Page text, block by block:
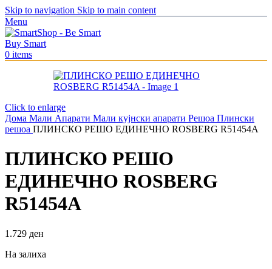
Skip to navigation Skip to main content
Menu
0 items
Click to enlarge
Дома Мали Апарати Мали кујнски апарати Решоа Плински
решоа ПЛИНСКО РЕШО ЕДИНЕЧНО ROSBERG R51454A
ПЛИНСКО РЕШО
ЕДИНЕЧНО ROSBERG
R51454A
1.729 ден
На залиха